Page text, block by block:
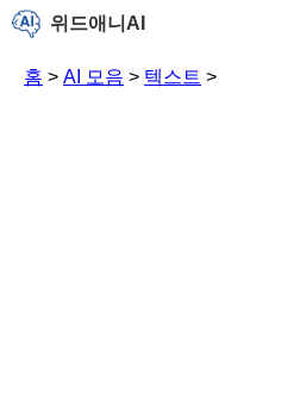
위드애니AI
홈 > AI 모음 > 텍스트 >